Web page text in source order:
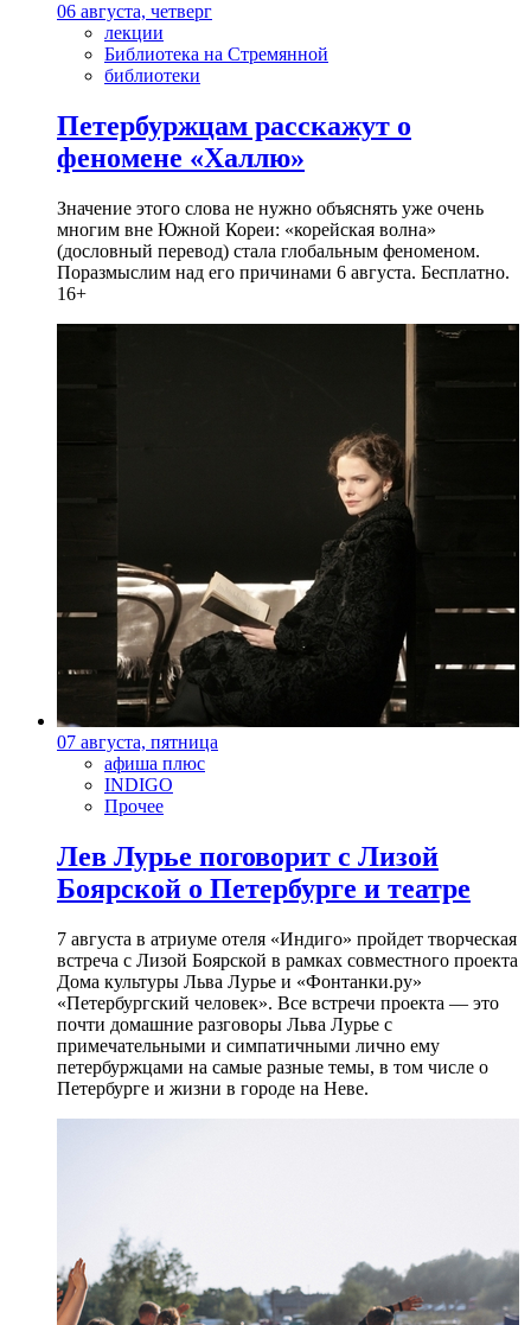
06 августа, четверг
лекции
Библиотека на Стремянной
библиотеки
Петербуржцам расскажут о
феномене «Халлю»
Значение этого слова не нужно объяснять уже очень
многим вне Южной Кореи: «корейская волна»
(дословный перевод) стала глобальным феноменом.
Поразмыслим над его причинами 6 августа. Бесплатно.
16+
07 августа, пятница
афиша плюс
INDIGO
Прочее
Лев Лурье поговорит с Лизой
Боярской о Петербурге и театре
7 августа в атриуме отеля «Индиго» пройдет творческая
встреча с Лизой Боярской в рамках совместного проекта
Дома культуры Льва Лурье и «Фонтанки.ру»
«Петербургский человек». Все встречи проекта — это
почти домашние разговоры Льва Лурье с
примечательными и симпатичными лично ему
петербуржцами на самые разные темы, в том числе о
Петербурге и жизни в городе на Неве.